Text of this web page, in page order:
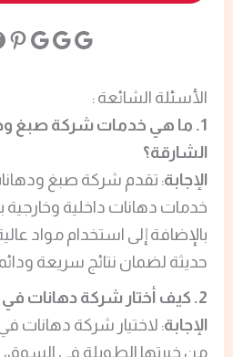
الأسئلة الشائعة :
1. ما هي خدمات شركة صبغ
الشارقة؟
الإجابة: تقدم شركة صبغ
خدمات دهانات داخلية وخارجية
بالإضافة إلى استخدام مواد
حديثة لضمان نتائج سريعة
2. كيف أختار شركة دهانات في
الإجابة: لاختيار شركة دهانات
من خبرتها الطويلة في